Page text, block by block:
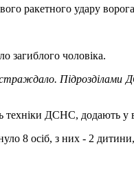
ракетного удару
загиблого чоловіка.
техніки ДСНС, додають у
8 осіб, з них - 2